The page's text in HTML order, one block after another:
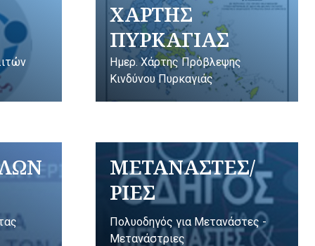
ΧΑΡΤΗΣ
ΠΥΡΚΑΓΙΑΣ
Ημερ. Χάρτης Πρόβλεψης
Κινδύνου Πυρκαγιάς
ΜΕΤΑΝΑΣΤΕΣ/
ΡΙΕΣ
Πολυοδηγός για Μετανάστες -
Μετανάστριες